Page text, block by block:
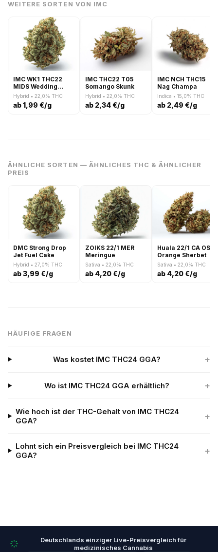
WEITERE SORTEN VON IMC
IMC WK1 THC22
MIDS Wedding
Candy
Hybrid • 22,0% THC
ab 1,99 €/g
IMC THC22 T05
Somango Skunk
Hybrid • 22,0% THC
ab 2,34 €/g
IMC NCH THC15
Nag Champa
Indica • 15,0% THC
ab 2,49 €/g
ÄHNLICHE SORTEN — ÄHNLICHES THC & ÄHNLICHER
PREIS
DMC Strong Drop
Jet Fuel Cake
Hybrid • 27,0% THC
ab 3,99 €/g
ZOIKS 22/1 MER
Meringue
Sativa • 22,0% THC
ab 4,20 €/g
Huala 22/1 CA OSB
Orange Sherbet
Sativa • 22,0% THC
ab 4,20 €/g
HÄUFIGE FRAGEN
Was kostet IMC THC24 GGA? +
Wo ist IMC THC24 GGA erhältlich? +
Wie hoch ist der THC-Gehalt von IMC THC24
GGA?
+
Lohnt sich ein Preisvergleich bei IMC THC24
GGA?
+
Deutschlands einziger Live-Preisvergleich für
medizinisches Cannabis